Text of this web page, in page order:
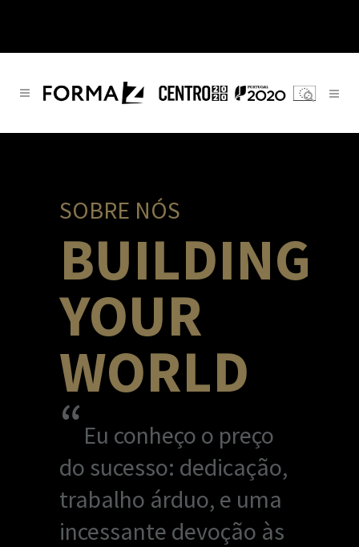
SOBRE NÓS
BUILDING
YOUR
WORLD
“ Eu conheço o preço
do sucesso: dedicação,
trabalho árduo, e uma
incessante devoção às